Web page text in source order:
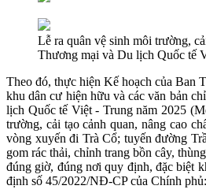
Lễ ra quân vệ sinh môi trường,
Thương mại và Du lịch Quốc tế
Theo đó, thực hiện Kế hoạch của Ban
khu dân cư hiện hữu và các văn bản
lịch Quốc tế Việt - Trung năm 2025
trường, cải tạo cảnh quan, nâng cao
vòng xuyến đi Trà Cổ; tuyến đường
gom rác thải, chỉnh trang bồn cây,
đúng giờ, đúng nơi quy định, đặc biệt
định số 45/2022/NĐ-CP của Chính